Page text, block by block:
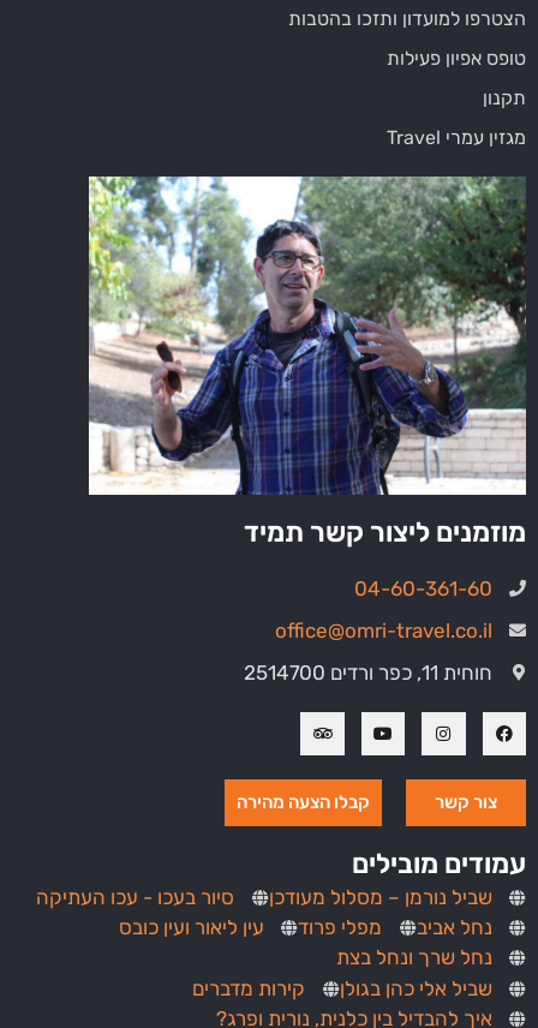
הצטרפו למועדון ותזכו בהטבות
טופס אפיון פעילות
תקנון
מגזין עמרי Travel
מוזמנים ליצור קשר תמיד
04-60-361-60
office@omri-travel.co.il
חוחית 11, כפר ורדים 2514700
צור קשר קבלו הצעה מהירה
עמודים מובילים
שביל נורמן – מסלול מעודכן
סיור בעכו - עכו העתיקה
נחל אביב
מפלי פרוד
עין ליאור ועין כובס
נחל שרך ונחל בצת
שביל אלי כהן בגולן
קירות מדברים
איך להבדיל בין כלנית, נורית ופרג?